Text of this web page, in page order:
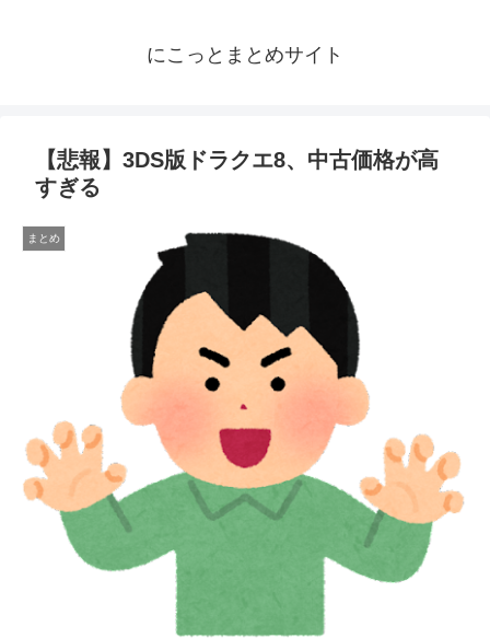
にこっとまとめサイト
【悲報】3DS版ドラクエ8、中古価格が高
すぎる
まとめ